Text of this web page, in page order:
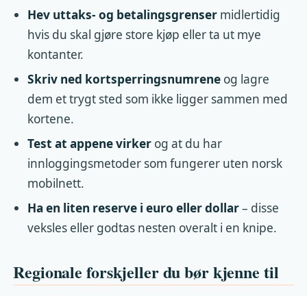
Hev uttaks- og betalingsgrensermidlertidig
hvis du skal gjøre store kjøp eller ta ut mye
kontanter.
Skriv ned kortsperringsnumreneog lagre
dem et trygt sted som ikke ligger sammen med
kortene.
Test at appene virkerog at du har
innloggingsmetoder som fungerer uten norsk
mobilnett.
Ha en liten reserve i euro eller dollar– disse
veksles eller godtas nesten overalt i en knipe.
Regionale forskjeller du bør kjenne til